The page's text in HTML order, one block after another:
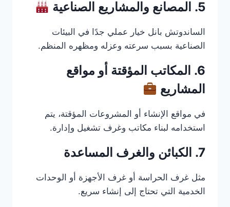
5. المصانع والمشاريع الصناعية
الساندوتش بانل خيار عملي جدًا في البيئات
الصناعية بسبب سرعته وعزله ومظهره المنظم.
6. المكاتب المؤقتة أو مواقع
المشاريع
في مواقع الإنشاء أو المشروعات المؤقتة، يتم
استخدامه لبناء مكاتب وغرف تشغيل وإدارة.
7. الكبائن والغرف المساعدة
مثل غرف الحراسة أو غرف الأجهزة أو الوحدات
الخدمية التي تحتاج إلى إنشاء سريع.